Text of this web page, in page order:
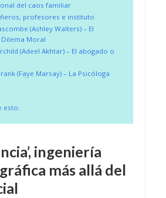
del caos familiar
profesores e instituto
(Ashley Walters) – El
Moral
(Adeel Akhtar) – El abogado o
(Faye Marsay) – La Psicóloga
esto:
ingeniería
más allá del